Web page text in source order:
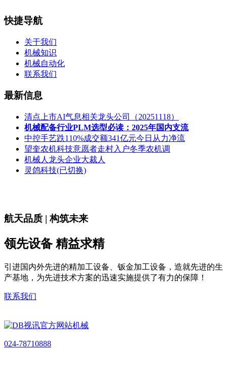
快捷导航
关于我们
机械知识
机械自动化
联系我们
最新信息
清点上市AI气息相关龙头公司（20251118）
机械配备行业PLM选型必读：2025年国内支流
中控手艺跌110%成交额341亿元今日从力净流
望奎农机科技意愿者走村入户冬季农机调
机械人龙头企业大裁人
灵鸽科技(已切换)
航天品质 | 构筑未来
领先设备 精益求精
引进国内外先进的精加工设备、钣金加工设备，造就先进的生
产基地，为先进技术方案的迅速实施提供了有力的保障！
联系我们
024-78710888